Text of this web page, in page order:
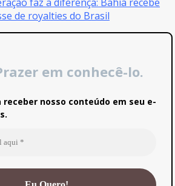
de royalties do Brasil
em conhecê-lo.
receber nosso conteúdo em seu e-